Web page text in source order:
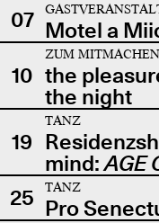
07 Motel a
10
ZUM MITMACHEN
the
the night
19
TANZ
mind:AGE
25
TANZ
Pro